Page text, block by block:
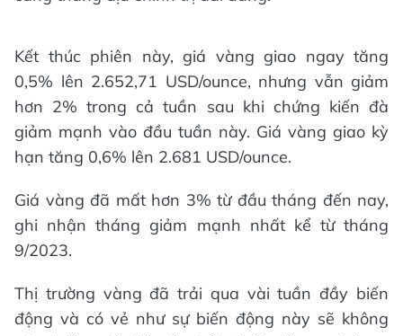
Kết thúc phiên này, giá vàng giao ngay tăng
0,5% lên 2.652,71 USD/ounce, nhưng vẫn giảm
hơn 2% trong cả tuần sau khi chứng kiến đà
giảm mạnh vào đầu tuần này. Giá vàng giao kỳ
hạn tăng 0,6% lên 2.681 USD/ounce.
Giá vàng đã mất hơn 3% từ đầu tháng đến nay,
ghi nhận tháng giảm mạnh nhất kể từ tháng
9/2023.
Thị trường vàng đã trải qua vài tuần đầy biến
động và có vẻ như sự biến động này sẽ không